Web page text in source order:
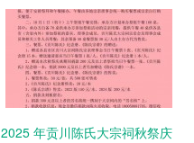
2025 年贡川陈氏大宗祠秋祭庆